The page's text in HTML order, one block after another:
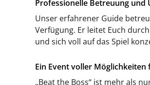
Professionelle Betreuung und
Unser erfahrener Guide
Verfügung. Er leitet Euch
und sich voll auf das Spiel
Ein Event voller
„Beat the Boss“ ist mehr als